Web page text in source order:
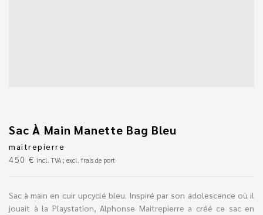
Sac À Main Manette Bag Bleu
maitrepierre
450 € incl. TVA ; excl. frais de port
Sac à main en cuir upcyclé bleu. Inspiré par son adolescence où il
jouait à la Playstation, Alphonse Maitrepierre a créé ce sac en